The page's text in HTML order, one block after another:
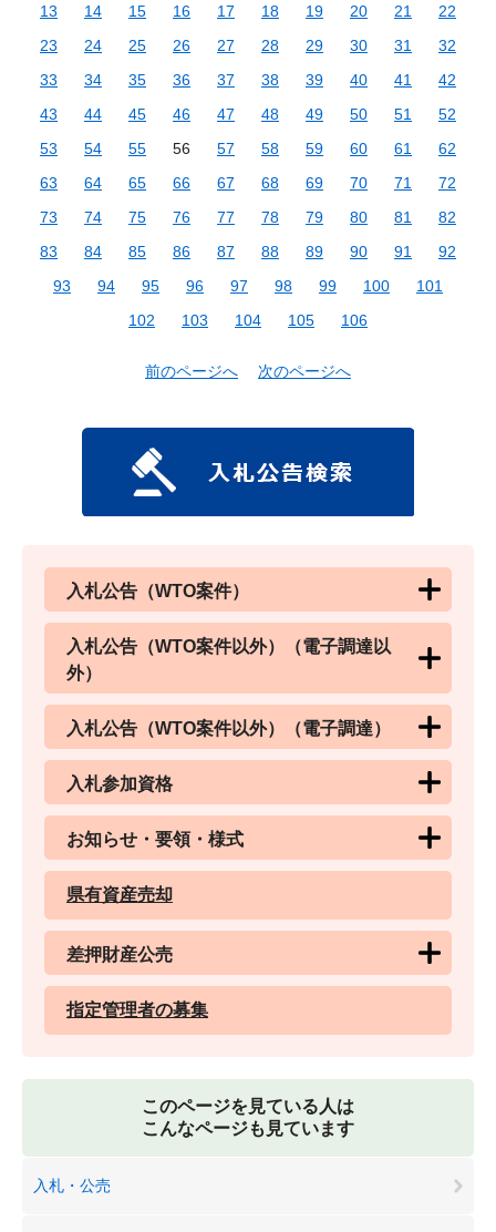
13
14 15 16 17 18 19 20 21
22
23
24 25 26 27 28 29 30 31
32
33
34 35 36 37 38 39 40 41
42
43
44 45 46 47 48 49 50 51
52
53
54 55 56 57 58 59 60 61
62
63
64 65 66 67 68 69 70 71
72
73
74 75 76 77 78 79 80 81
82
83
84 85 86 87 88 89 90 91
92
93
94 95 96 97 98 99 100
101
102
103 104 105 106
前のページへ 次のページへ
入札公告（WTO案件）
入札公告（WTO案件以外）（電子調達以
外）
入札公告（WTO案件以外）（電子調達）
入札参加資格
お知らせ・要領・様式
県有資産売却
差押財産公売
指定管理者の募集
このページを見ている人は
こんなページも見ています
入札・公売